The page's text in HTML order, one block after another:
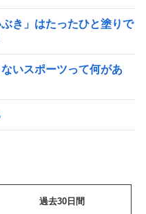
き」はたったひと塗りで
いスポーツって何があ
過去30日間